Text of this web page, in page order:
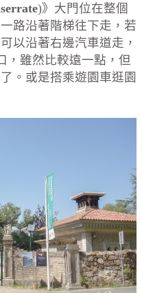
)》大門位在整個
路沿著階梯往下走，若
以沿著右邊汽車道走，
，雖然比較遠一點，但
。或是搭乘遊園車逛園